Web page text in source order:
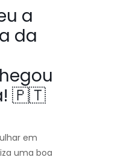
a
da
🇵🇹
em
uma boa